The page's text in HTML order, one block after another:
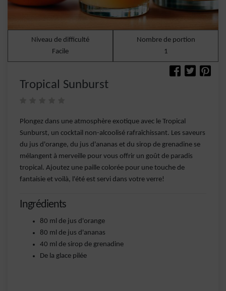
Niveau de difficulté
Facile
Nombre de portion
1
Tropical Sunburst
Plongez dans une atmosphère exotique avec le Tropical
Sunburst, un cocktail non-alcoolisé rafraîchissant. Les saveurs
du jus d'orange, du jus d'ananas et du sirop de grenadine se
mélangent à merveille pour vous offrir un goût de paradis
tropical. Ajoutez une paille colorée pour une touche de
fantaisie et voilà, l'été est servi dans votre verre!
Ingrédients
80 ml de jus d'orange
80 ml de jus d'ananas
40 ml de sirop de grenadine
De la glace pilée